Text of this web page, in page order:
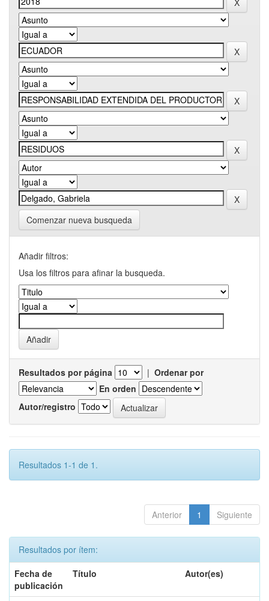
Comenzar nueva busqueda
Añadir filtros:
Usa los filtros para afinar la busqueda.
Resultados por página | Ordenar por
En orden
Autor/registro
Resultados 1-1 de 1.
Anterior 1 Siguiente
Resultados por ítem:
Fecha de
publicación
Título Autor(es)